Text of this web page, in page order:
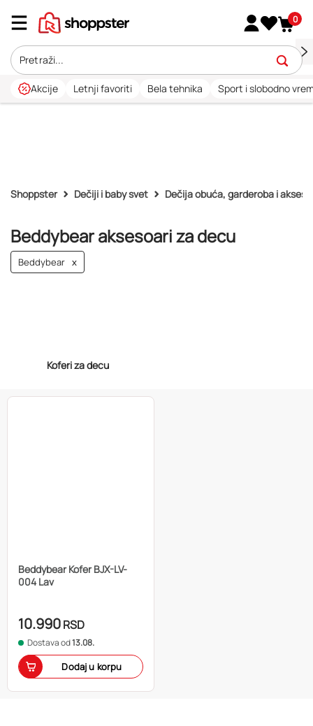
0
Akcije Letnji favoriti Bela tehnika Sport i slobodno
Shoppster Dečiji i baby svet Dečija obuća, garderoba i
Beddybear aksesoari za decu
Beddybear x
Koferi za decu
Beddybear Kofer BJX-LV-
004 Lav
10.990RSD
Dostava od13.08.
Dodaj u korpu